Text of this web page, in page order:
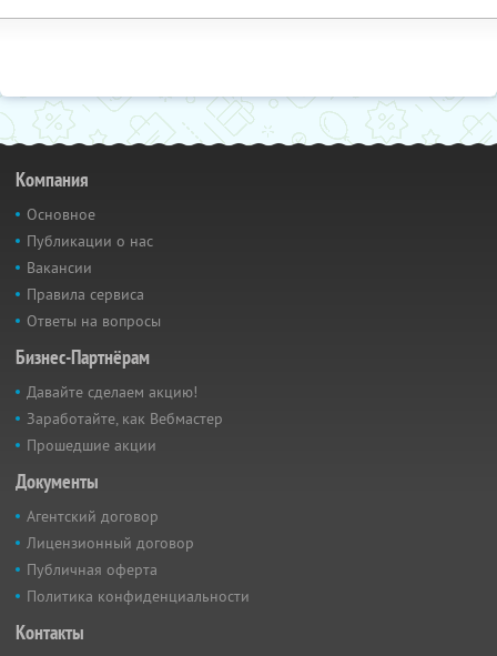
Компания
Основное
Публикации о нас
Вакансии
Правила сервиса
Ответы на вопросы
Бизнес-Партнёрам
Давайте сделаем акцию!
Заработайте, как Вебмастер
Прошедшие акции
Документы
Агентский договор
Лицензионный договор
Публичная оферта
Политика конфиденциальности
Контакты